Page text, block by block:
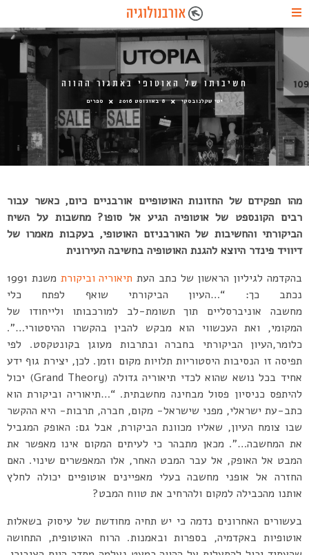
חשיבותו של האוטופי באתגור ההווה
ישי שקלנובסקי 8 באוגוסט 2016 ספרים
מהו תפקידם של החזונות האוטופיים אורבניים כיום, כאשר עבור
רבים הקונספט של אוטופיה הגיע אל סופו? מחשבות על השיח
הביקורתי והחשיבות של האורבניזם האוטופי, בעקבות מאמרו של
דיוויד פינדר היוצא להגנת האוטופיה בחשיבה העירונית
בהקדמה לגיליון הראשון של כתב העת תיאוריה וביקורת
משנת 1991
נכתב כך: “…העיון הביקורתי שואף לפתח כלי
מחשבה אוניברסליים תוך תשומת-לב למורכבותו ולייחודו של
המקומי, ואת העכשווי הוא מבקש להבין בהקשרו ההיסטורי…”.
כלומר,העיון הביקורתי בחברה ובתרבות מעוגן בקונטקסט. לפי
תפיסה זו הנסיבות היסטוריות תלויות מקום וזמן. לכן, יצירת גוף ידע
אחיד בכל נושא שהוא לכדי תיאוריה גדולה (Grand Theory) יכול
להיתפס כניסיון פסול מבחינה מחשבתית. “…תיאוריה וביקורת הוא
כתב-עת ישראלי, מפני שישראל- מקום, חברה, תרבות- היא ההקשר
שבו צומח העיון, שאליו מכוונת הביקורת, אבל גם: האופק המגביל
את המחשבה…”. מכאן מתבהר כי לעיתים המקום אינו מאפשר את
המבט אל האופק, אל עבר המבט האחר, אלו המאפשרים שינוי. האם
החזרה אל אופני מחשבה בעלי מאפיינים אוטופיים יכולה לחלץ
אותנו מהכבילה למקום ולהרחיב את טווח המבט?
בעשורים האחרונים נדמה כי יש תחיה מחודשת של עיסוק בשאלות
אוטופיות באקדמיה, בספרות ובאמנות. הרוח האוטופית, התחושה